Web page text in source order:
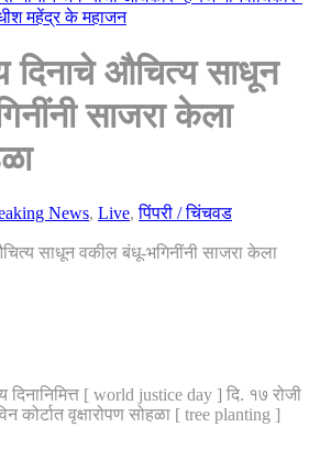
महेंद्र के महाजन
दिनाचे औचित्य साधून
साजरा केला
News, Live,पिंपरी / चिंचवड
दिनानिमित्त [ world justice day ] दि. १७ रोजी
कोर्टात वृक्षारोपण सोहळा [ tree planting ]